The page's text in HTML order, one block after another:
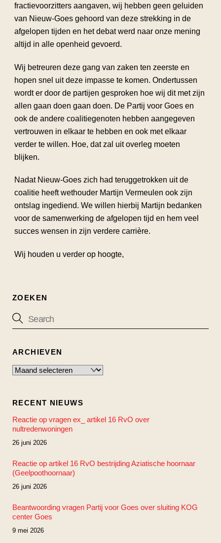
fractievoorzitters aangaven, wij hebben geen geluiden
van Nieuw-Goes gehoord van deze strekking in de
afgelopen tijden en het debat werd naar onze mening
altijd in alle openheid gevoerd.
Wij betreuren deze gang van zaken ten zeerste en
hopen snel uit deze impasse te komen. Ondertussen
wordt er door de partijen gesproken hoe wij dit met zijn
allen gaan doen gaan doen. De Partij voor Goes en
ook de andere coalitiegenoten hebben aangegeven
vertrouwen in elkaar te hebben en ook met elkaar
verder te willen. Hoe, dat zal uit overleg moeten
blijken.
Nadat Nieuw-Goes zich had teruggetrokken uit de
coalitie heeft wethouder Martijn Vermeulen ook zijn
ontslag ingediend. We willen hierbij Martijn bedanken
voor de samenwerking de afgelopen tijd en hem veel
succes wensen in zijn verdere carrière.
Wij houden u verder op hoogte,
ZOEKEN
ARCHIEVEN
Archieven
RECENT NIEUWS
Reactie op vragen ex_ artikel 16 RvO over
nultredenwoningen
26 juni 2026
Reactie op artikel 16 RvO bestrijding Aziatische hoornaar
(Geelpoothoornaar)
26 juni 2026
Beantwoording vragen Partij voor Goes over sluiting KOG
center Goes
9 mei 2026